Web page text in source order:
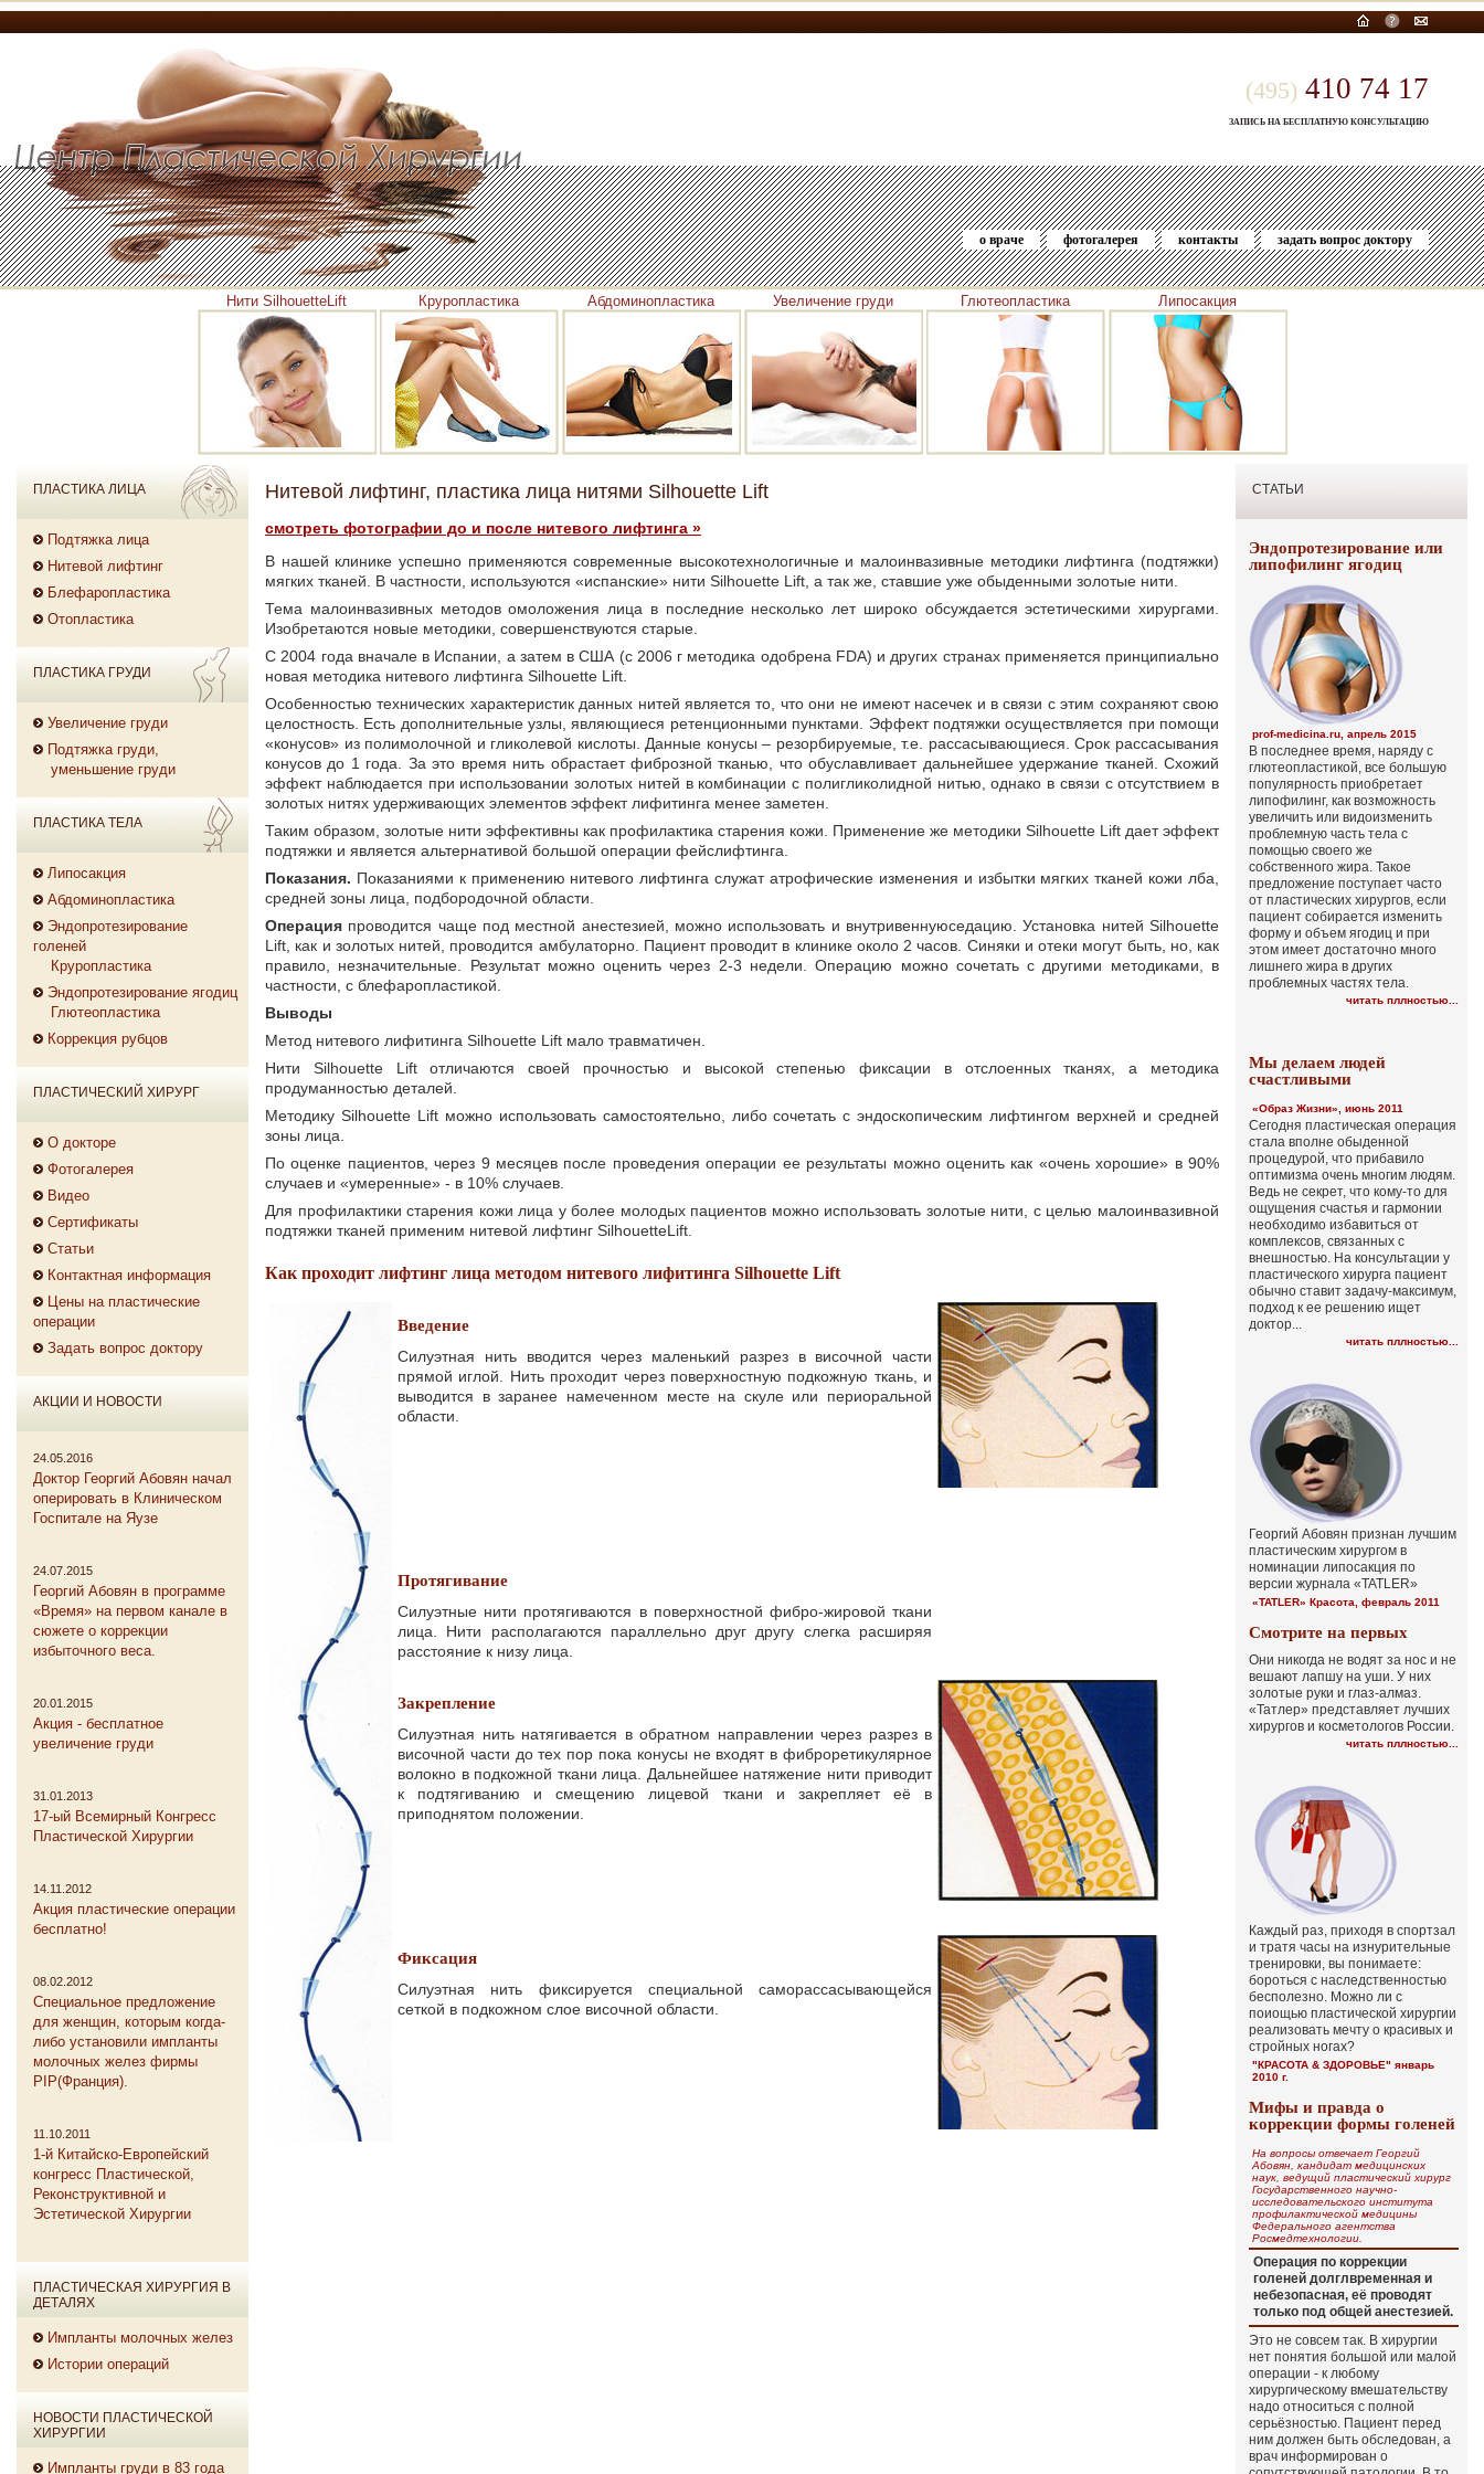
(495) 410 74 17
ЗАПИСЬ НА БЕСПЛАТНУЮ КОНСУЛЬТАЦИЮ
о враче фотогалерея контакты задать вопрос доктору
Нити SilhouetteLift Круропластика Абдоминопластика Увеличение груди Глютеопластика Липосакция
ПЛАСТИКА ЛИЦА
Подтяжка лица
Нитевой лифтинг
Блефаропластика
Отопластика
ПЛАСТИКА ГРУДИ
Увеличение груди
Подтяжка груди,
уменьшение груди
ПЛАСТИКА ТЕЛА
Липосакция
Абдоминопластика
Эндопротезирование
голеней
Круропластика
Эндопротезирование ягодиц
Глютеопластика
Коррекция рубцов
ПЛАСТИЧЕСКИЙ ХИРУРГ
О докторе
Фотогалерея
Видео
Сертификаты
Статьи
Контактная информация
Цены на пластические
операции
Задать вопрос доктору
АКЦИИ И НОВОСТИ
24.05.2016
Доктор Георгий Абовян начал
оперировать в Клиническом
Госпитале на Яузе
24.07.2015
Георгий Абовян в программе
«Время» на первом канале в
сюжете о коррекции
избыточного веса.
20.01.2015
Акция - бесплатное
увеличение груди
31.01.2013
17-ый Всемирный Конгресс
Пластической Хирургии
14.11.2012
Акция пластические операции
бесплатно!
08.02.2012
Специальное предложение
для женщин, которым когда-
либо установили импланты
молочных желез фирмы
PIP(Франция).
11.10.2011
1-й Китайско-Европейский
конгресс Пластической,
Реконструктивной и
Эстетической Хирургии
ПЛАСТИЧЕСКАЯ ХИРУРГИЯ В
ДЕТАЛЯХ
Импланты молочных желез
Истории операций
НОВОСТИ ПЛАСТИЧЕСКОЙ
ХИРУРГИИ
Импланты груди в 83 года
Нитевой лифтинг, пластика лица нитями Silhouette Lift
смотреть фотографии до и после нитевого лифтинга »
В нашей клинике успешно применяются современные высокотехнологичные и малоинвазивные методики лифтинга (подтяжки)
мягких тканей. В частности, используются «испанские» нити Silhouette Lift, а так же, ставшие уже обыденными золотые нити.
Тема малоинвазивных методов омоложения лица в последние несколько лет широко обсуждается эстетическими хирургами.
Изобретаются новые методики, совершенствуются старые.
С 2004 года вначале в Испании, а затем в США (с 2006 г методика одобрена FDA) и других странах применяется принципиально
новая методика нитевого лифтинга Silhouette Lift.
Особенностью технических характеристик данных нитей является то, что они не имеют насечек и в связи с этим сохраняют свою
целостность. Есть дополнительные узлы, являющиеся ретенционными пунктами. Эффект подтяжки осуществляется при помощи
«конусов» из полимолочной и гликолевой кислоты. Данные конусы – резорбируемые, т.е. рассасывающиеся. Срок рассасывания
конусов до 1 года. За это время нить обрастает фиброзной тканью, что обуславливает дальнейшее удержание тканей. Схожий
эффект наблюдается при использовании золотых нитей в комбинации с полигликолидной нитью, однако в связи с отсутствием в
золотых нитях удерживающих элементов эффект лифитинга менее заметен.
Таким образом, золотые нити эффективны как профилактика старения кожи. Применение же методики Silhouette Lift дает эффект
подтяжки и является альтернативой большой операции фейслифтинга.
Показания. Показаниями к применению нитевого лифтинга служат атрофические изменения и избытки мягких тканей кожи лба,
средней зоны лица, подбородочной области.
Операция проводится чаще под местной анестезией, можно использовать и внутривеннуюседацию. Установка нитей Silhouette
Lift, как и золотых нитей, проводится амбулаторно. Пациент проводит в клинике около 2 часов. Синяки и отеки могут быть, но, как
правило, незначительные. Результат можно оценить через 2-3 недели. Операцию можно сочетать с другими методиками, в
частности, с блефаропластикой.
Выводы
Метод нитевого лифитинга Silhouette Lift мало травматичен.
Нити Silhouette Lift отличаются своей прочностью и высокой степенью фиксации в отслоенных тканях, а методика
продуманностью деталей.
Методику Silhouette Lift можно использовать самостоятельно, либо сочетать с эндоскопическим лифтингом верхней и средней
зоны лица.
По оценке пациентов, через 9 месяцев после проведения операции ее результаты можно оценить как «очень хорошие» в 90%
случаев и «умеренные» - в 10% случаев.
Для профилактики старения кожи лица у более молодых пациентов можно использовать золотые нити, с целью малоинвазивной
подтяжки тканей применим нитевой лифтинг SilhouetteLift.
Как проходит лифтинг лица методом нитевого лифитинга Silhouette Lift
Введение
Силуэтная нить вводится через маленький разрез в височной части
прямой иглой. Нить проходит через поверхностную подкожную ткань, и
выводится в заранее намеченном месте на скуле или периоральной
области.
Протягивание
Силуэтные нити протягиваются в поверхностной фибро-жировой ткани
лица. Нити располагаются параллельно друг другу слегка расширяя
расстояние к низу лица.
Закрепление
Силуэтная нить натягивается в обратном направлении через разрез в
височной части до тех пор пока конусы не входят в фиброретикулярное
волокно в подкожной ткани лица. Дальнейшее натяжение нити приводит
к подтягиванию и смещению лицевой ткани и закрепляет её в
приподнятом положении.
Фиксация
Силуэтная нить фиксируется специальной саморассасывающейся
сеткой в подкожном слое височной области.
СТАТЬИ
Эндопротезирование или
липофилинг ягодиц
prof-medicina.ru, апрель 2015
В последнее время, наряду с
глютеопластикой, все большую
популярность приобретает
липофилинг, как возможность
увеличить или видоизменить
проблемную часть тела с
помощью своего же
собственного жира. Такое
предложение поступает часто
от пластических хирургов, если
пациент собирается изменить
форму и объем ягодиц и при
этом имеет достаточно много
лишнего жира в других
проблемных частях тела.
читать пллностью...
Мы делаем людей
счастливыми
«Образ Жизни», июнь 2011
Сегодня пластическая операция
стала вполне обыденной
процедурой, что прибавило
оптимизма очень многим людям.
Ведь не секрет, что кому-то для
ощущения счастья и гармонии
необходимо избавиться от
комплексов, связанных с
внешностью. На консультации у
пластического хирурга пациент
обычно ставит задачу-максимум,
подход к ее решению ищет
доктор...
читать пллностью...
Георгий Абовян признан лучшим
пластическим хирургом в
номинации липосакция по
версии журнала «TATLER»
«TATLER» Красота, февраль 2011
Смотрите на первых
Они никогда не водят за нос и не
вешают лапшу на уши. У них
золотые руки и глаз-алмаз.
«Татлер» представляет лучших
хирургов и косметологов России.
читать пллностью...
Каждый раз, приходя в спортзал
и тратя часы на изнурительные
тренировки, вы понимаете:
бороться с наследственностью
бесполезно. Можно ли с
поиощью пластической хирургии
реализовать мечту о красивых и
стройных ногах?
"КРАСОТА & ЗДОРОВЬЕ" январь
2010 г.
Мифы и правда о
коррекции формы голеней
На вопросы отвечает Георгий
Абовян, кандидат медицинских
наук, ведущий пластический хирург
Государственного научно-
исследовательского института
профилактической медицины
Федерального агентства
Росмедтехнологии.
Операция по коррекции
голеней долглвременная и
небезопасная, её проводят
только под общей анестезией.
Это не совсем так. В хирургии
нет понятия большой или малой
операции - к любому
хирургическому вмешательству
надо относиться с полной
серьёзностью. Пациент перед
ним должен быть обследован, а
врач информирован о